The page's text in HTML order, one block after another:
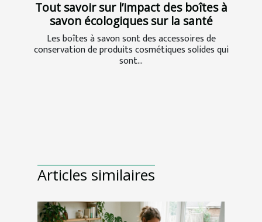
Tout savoir sur l’impact des boîtes à
savon écologiques sur la santé
Les boîtes à savon sont des accessoires de
conservation de produits cosmétiques solides qui
sont...
Articles similaires